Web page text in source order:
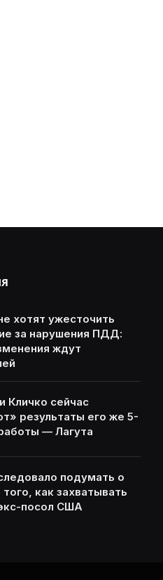
хотят ужесточить
за нарушения ПДД:
ждут
Кличко сейчас
результаты его же 5-
— Лагута
подумать о
как захватывать
посол США